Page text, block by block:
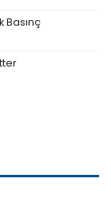
Basınç